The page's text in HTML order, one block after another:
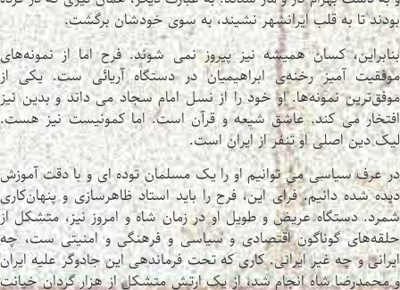
بودند تا به قلب ایرانشهر نشیند، به سوی خودشان برگشت.
بنابراین، کسان همیشه نیز پیروز نمی شوند. فرح اما از نمونه‌های
موفقیت آمیز رخنه‌ی ابراهیمیان در دستگاه آریائی ست. یکی از
موفق‌ترین نمونه‌ها. او خود را از نسل امام سجاد می داند و بدین نیز
افتخار می کند. عاشق شیعه و قرآن است. اما کمونیست نیز هست.
لیک دین اصلی او تنفر از ایران است.
در عرف سیاسی می توانیم او را یک مسلمان توده ای و با دقت آموزش
دیده شده دانیم. فرای این، فرح را باید استاد ظاهرسازی و پنهان‌کاری
شمرد. دستگاه عریض و طویل او در زمان شاه و امروز نیز، متشکل از
حلقه‌های گوناگون اقتصادی و سیاسی و فرهنگی و امنیتی ست، چه
ایرانی و چه غیر ایرانی. کاری که تحت فرماندهی این جادوگر علیه ایران
و محمدرضا شاه انجام شد، از یک ارتش متشکل از هزار گردان خیانت